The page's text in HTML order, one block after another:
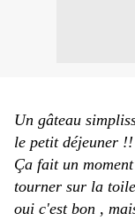
Un gâteau
le petit déjeuner !!
Ça fait un
tourner sur la
oui c'est bon ,